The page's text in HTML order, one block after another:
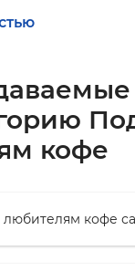
кофе.
для
стремятся
и
кофе
любителям кофе